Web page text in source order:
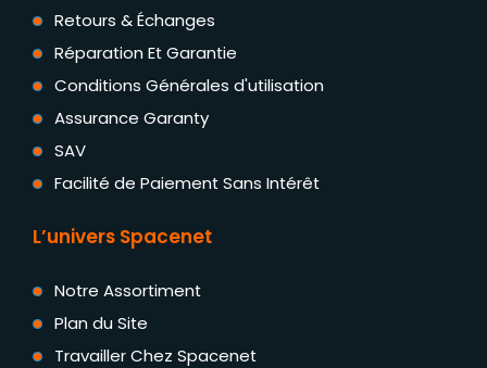
Retours & Échanges
Réparation Et Garantie
Conditions Générales d'utilisation
Assurance Garanty
SAV
Facilité de Paiement Sans Intérêt
L’univers Spacenet
Notre Assortiment
Plan du Site
Travailler Chez Spacenet